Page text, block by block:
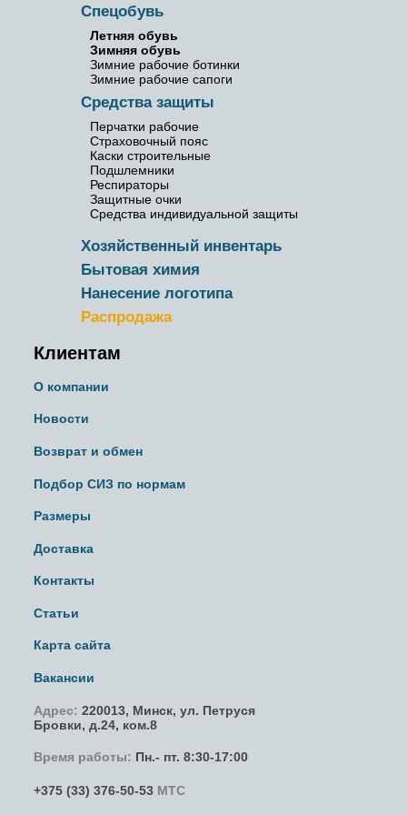
Спецобувь
Летняя обувь
Зимняя обувь
Зимние рабочие ботинки
Зимние рабочие сапоги
Средства защиты
Перчатки рабочие
Страховочный пояс
Каски строительные
Подшлемники
Респираторы
Защитные очки
Средства индивидуальной защиты
Хозяйственный инвентарь
Бытовая химия
Нанесение логотипа
Распродажа
Клиентам
О компании
Новости
Возврат и обмен
Подбор СИЗ по нормам
Размеры
Доставка
Контакты
Статьи
Карта сайта
Вакансии
Адрес: 220013, Минск, ул. Петруся
Бровки, д.24, ком.8
Время работы: Пн.- пт. 8:30-17:00
+375 (33) 376-50-53 МТС